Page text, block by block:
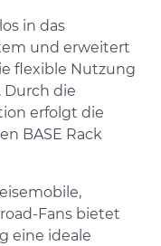
in das
und erweitert
flexible Nutzung
Durch die
erfolgt die
BASE Rack
Fans bietet
eine ideale